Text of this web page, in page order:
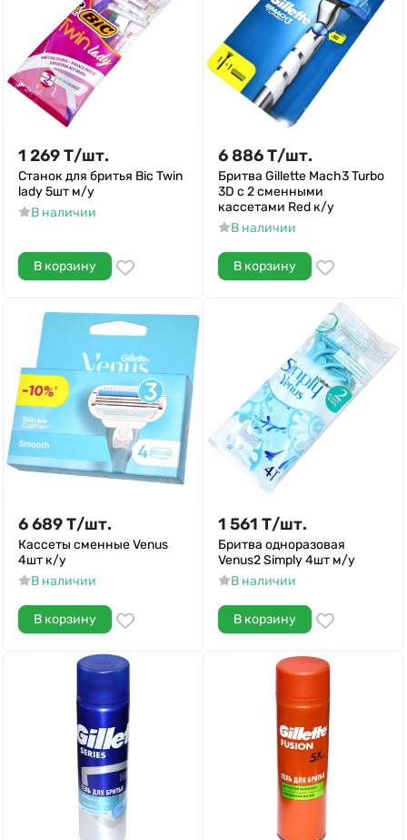
1 269Т/шт.
Станок для бритья Bic Twin
lady 5шт м/у
В наличии
В корзину
6 886Т/шт.
Бритва Gillette Mach3 Turbo
3D с 2 сменными
кассетами Red к/у
В наличии
В корзину
6 689Т/шт.
Кассеты сменные Venus
4шт к/у
В наличии
В корзину
1 561 Т/шт.
Бритва одноразовая
Venus2 Simply 4шт м/у
В наличии
В корзину